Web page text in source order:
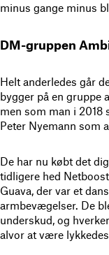
minus gange minus
DM-gruppen
Helt anderledes går
bygger på en gruppe
men som man i 2018
Peter Nyemann som
De har nu købt det
tidligere hed
Guava, der var et
armbevægelser. De
underskud, og
alvor at være